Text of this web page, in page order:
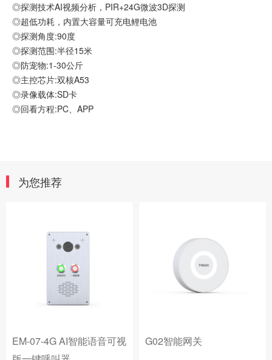
◎探测技术AI视频分析，PIR+24G微波3D探测
◎超低功耗，内置大容量可充电鲤电池
◎探测角度:90度
◎探测范围:半径15米
◎防宠物:1-30公斤
◎主控芯片:双核A53
◎录像载体:SD卡
◎回看方程:PC、APP
为您推荐
EM-07-4G AI智能语音可视
G02智能网关